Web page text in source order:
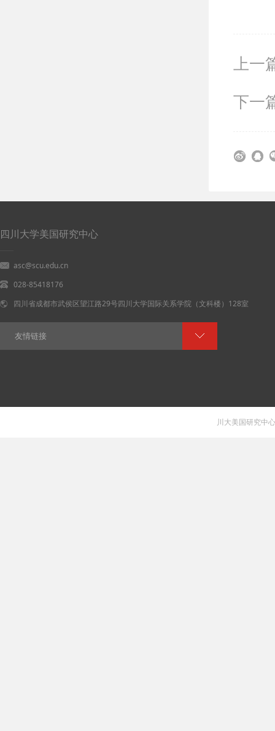
上一
下一
四川大学美国研究中心
asc@scu.edu.cn
028-85418176
四川省成都市武侯区望江路29号四川大学国际关系学院（文科楼）128室
友情链接
川大美国研究中